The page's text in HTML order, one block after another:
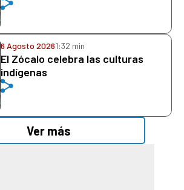
6 Agosto 20261:32 min
El Zócalo celebra las culturas
indígenas
Ver más